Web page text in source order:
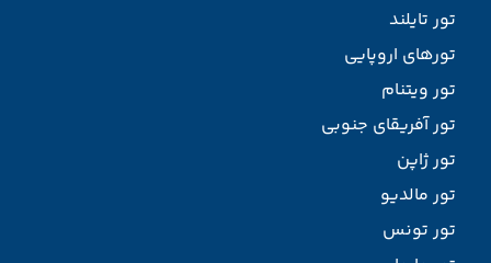
تور تایلند
تورهای اروپایی
تور ویتنام
تور آفریقای جنوبی
تور ژاپن
تور مالدیو
تور تونس